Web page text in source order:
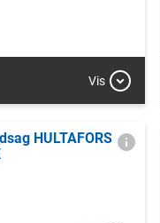
Vis
HULTAFORS